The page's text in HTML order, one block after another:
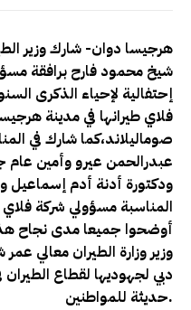
هرجيسا دوان- شارك وزير
شيخ محمود فارح برافقة
إحتفالية لإحياء الذكرى
فلاي طيرانها في مدينة
صوماليلاند،كما شارك في
عبدرالحمن عيرو وأمين
ودكتورة أدنة أدم
المناسبة مسؤولي شركة
أوضحوا جميعا مدى نجاح
وزير وزارة الطيران معالي
دبي لجهوديها لقطاع
حديثة للمواطنين.